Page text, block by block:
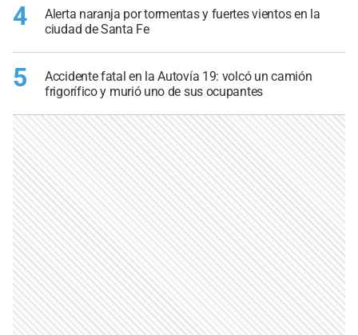
4
Alerta naranja por tormentas y fuertes vientos en la
ciudad de Santa Fe
5
Accidente fatal en la Autovía 19: volcó un camión
frigorífico y murió uno de sus ocupantes